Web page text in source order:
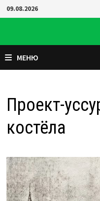
Перейти
к
09.08.2026
МЕНЮ
Проект-
костёла